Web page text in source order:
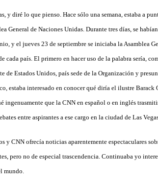
y diré lo que pienso. Hace sólo una semana, estaba a
General de Naciones Unidas. Durante tres días, se
y el jueves 23 de septiembre se iniciaba la Asamblea
cada país. El primero en hacer uso de la palabra sería,
de Estados Unidos, país sede de la Organización y
estaba interesado en conocer qué diría el ilustre Barack
ingenuamente que la CNN en español o en inglés
entre aspirantes a ese cargo en la ciudad de Las
y CNN ofrecía noticias aparentemente espectaculares
pero no de especial trascendencia. Continuaba yo
mundo.